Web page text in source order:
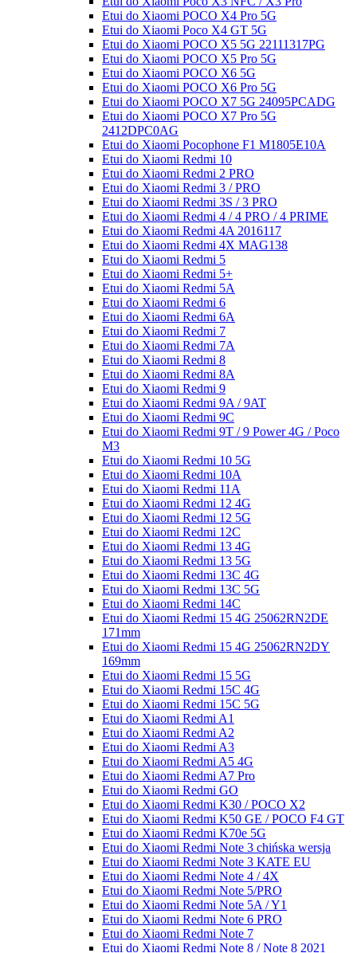
Etui do Xiaomi POCO X4 Pro 5G
Etui do Xiaomi Poco X4 GT 5G
Etui do Xiaomi POCO X5 5G 22111317PG
Etui do Xiaomi POCO X5 Pro 5G
Etui do Xiaomi POCO X6 5G
Etui do Xiaomi POCO X6 Pro 5G
Etui do Xiaomi POCO X7 5G 24095PCADG
Etui do Xiaomi POCO X7 Pro 5G
2412DPC0AG
Etui do Xiaomi Pocophone F1 M1805E10A
Etui do Xiaomi Redmi 10
Etui do Xiaomi Redmi 2 PRO
Etui do Xiaomi Redmi 3 / PRO
Etui do Xiaomi Redmi 3S / 3 PRO
Etui do Xiaomi Redmi 4 / 4 PRO / 4 PRIME
Etui do Xiaomi Redmi 4A 2016117
Etui do Xiaomi Redmi 4X MAG138
Etui do Xiaomi Redmi 5
Etui do Xiaomi Redmi 5+
Etui do Xiaomi Redmi 5A
Etui do Xiaomi Redmi 6
Etui do Xiaomi Redmi 6A
Etui do Xiaomi Redmi 7
Etui do Xiaomi Redmi 7A
Etui do Xiaomi Redmi 8
Etui do Xiaomi Redmi 8A
Etui do Xiaomi Redmi 9
Etui do Xiaomi Redmi 9A / 9AT
Etui do Xiaomi Redmi 9C
Etui do Xiaomi Redmi 9T / 9 Power 4G / Poco
M3
Etui do Xiaomi Redmi 10 5G
Etui do Xiaomi Redmi 10A
Etui do Xiaomi Redmi 11A
Etui do Xiaomi Redmi 12 4G
Etui do Xiaomi Redmi 12 5G
Etui do Xiaomi Redmi 12C
Etui do Xiaomi Redmi 13 4G
Etui do Xiaomi Redmi 13 5G
Etui do Xiaomi Redmi 13C 4G
Etui do Xiaomi Redmi 13C 5G
Etui do Xiaomi Redmi 14C
Etui do Xiaomi Redmi 15 4G 25062RN2DE
171mm
Etui do Xiaomi Redmi 15 4G 25062RN2DY
169mm
Etui do Xiaomi Redmi 15 5G
Etui do Xiaomi Redmi 15C 4G
Etui do Xiaomi Redmi 15C 5G
Etui do Xiaomi Redmi A1
Etui do Xiaomi Redmi A2
Etui do Xiaomi Redmi A3
Etui do Xiaomi Redmi A5 4G
Etui do Xiaomi Redmi A7 Pro
Etui do Xiaomi Redmi GO
Etui do Xiaomi Redmi K30 / POCO X2
Etui do Xiaomi Redmi K50 GE / POCO F4 GT
Etui do Xiaomi Redmi K70e 5G
Etui do Xiaomi Redmi Note 3 chińska wersja
Etui do Xiaomi Redmi Note 3 KATE EU
Etui do Xiaomi Redmi Note 4 / 4X
Etui do Xiaomi Redmi Note 5/PRO
Etui do Xiaomi Redmi Note 5A / Y1
Etui do Xiaomi Redmi Note 6 PRO
Etui do Xiaomi Redmi Note 7
Etui do Xiaomi Redmi Note 8 / Note 8 2021